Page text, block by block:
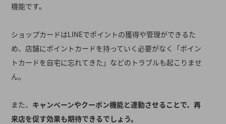
機能です。
ショップカードはLINEでポイントの獲得や管理ができるた
め、店舗にポイントカードを持っていく必要がなく「ポイン
トカードを自宅に忘れてきた」などのトラブルも起こりませ
ん。
また、 キャンペーンやクーポン機能と連動させることで、再
来店を促す効果も期待できるでしょう。